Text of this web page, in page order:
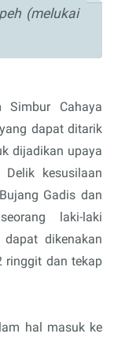
(melukai
Simbur Cahaya
dapat ditarik
dijadikan upaya
Delik kesusilaan
Gadis dan
laki-laki
dikenakan
ringgit dan tekap
hal masuk ke